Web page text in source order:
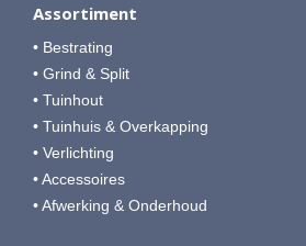
Assortiment
• Bestrating
• Grind & Split
• Tuinhout
• Tuinhuis & Overkapping
• Verlichting
• Accessoires
• Afwerking & Onderhoud